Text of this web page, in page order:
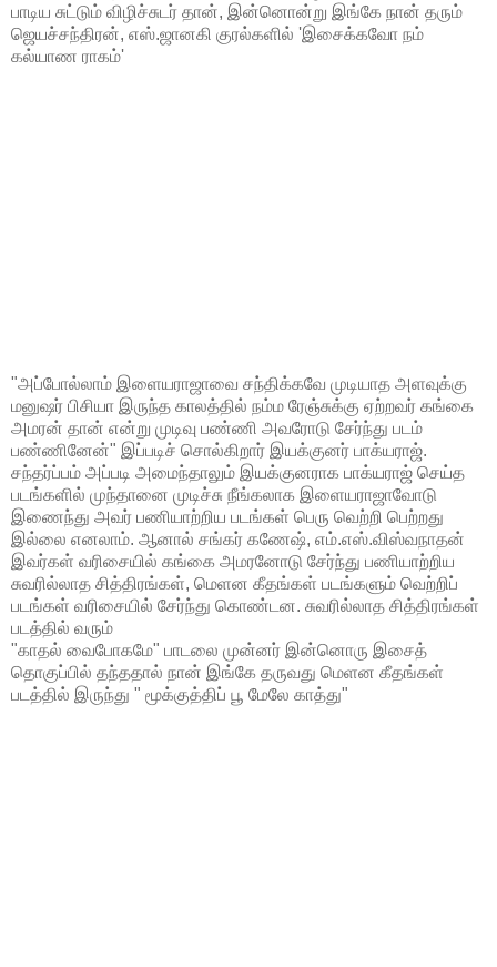
பாடிய சுட்டும் விழிச்சுடர் தான், இன்னொன்று இங்கே நான் தரும்
ஜெயச்சந்திரன், எஸ்.ஜானகி குரல்களில் 'இசைக்கவோ நம்
கல்யாண ராகம்'
"அப்போல்லாம் இளையராஜாவை சந்திக்கவே முடியாத அளவுக்கு
மனுஷர் பிசியா இருந்த காலத்தில் நம்ம ரேஞ்சுக்கு ஏற்றவர் கங்கை
அமரன் தான் என்று முடிவு பண்ணி அவரோடு சேர்ந்து படம்
பண்ணினேன்" இப்படிச் சொல்கிறார் இயக்குனர் பாக்யராஜ்.
சந்தர்ப்பம் அப்படி அமைந்தாலும் இயக்குனராக பாக்யராஜ் செய்த
படங்களில் முந்தானை முடிச்சு நீங்கலாக இளையராஜாவோடு
இணைந்து அவர் பணியாற்றிய படங்கள் பெரு வெற்றி பெற்றது
இல்லை எனலாம். ஆனால் சங்கர் கணேஷ், எம்.எஸ்.விஸ்வநாதன்
இவர்கள் வரிசையில் கங்கை அமரனோடு சேர்ந்து பணியாற்றிய
சுவரில்லாத சித்திரங்கள், மெளன கீதங்கள் படங்களும் வெற்றிப்
படங்கள் வரிசையில் சேர்ந்து கொண்டன. சுவரில்லாத சித்திரங்கள்
படத்தில் வரும்
"காதல் வைபோகமே" பாடலை முன்னர் இன்னொரு இசைத்
தொகுப்பில் தந்ததால் நான் இங்கே தருவது மெளன கீதங்கள்
படத்தில் இருந்து " மூக்குத்திப் பூ மேலே காத்து"